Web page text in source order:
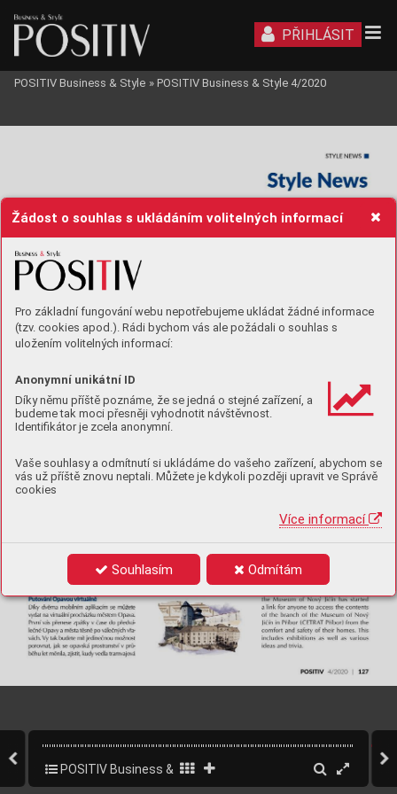
Žádost o souhlas s ukládáním volitelných informací
Pro základní fungování webu nepotřebujeme ukládat žádné informace
(tzv. cookies apod.). Rádi bychom vás ale požádali o souhlas s
uložením volitelných informací:
Anonymní unikátní ID
Díky němu příště poznáme, že se jedná o stejné zařízení, a
budeme tak moci přesněji vyhodnotit návštěvnost.
Identifikátor je zcela anonymní.
Vaše souhlasy a odmítnutí si ukládáme do vašeho zařízení, abychom se
vás už příště znovu neptali. Můžete je kdykoli později upravit ve Správě
cookies
Více informací
Souhlasím Odmítám
PŘIHLÁSIT
POSITIV Business & Style » POSITIV Business & Style 4/2020
POSITIV Business & Style 4/2020